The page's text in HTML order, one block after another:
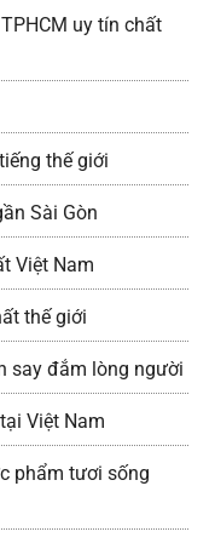
uy tín chất
thế giới
Sài Gòn
Việt Nam
thế giới
say đắm lòng người
Việt Nam
phẩm tươi sống